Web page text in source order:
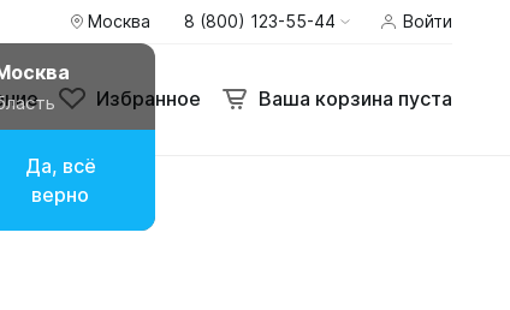
Избранное
Москва
Да, всё
верно
8 (800) 123-55-44 Войти
Избранное Ваша корзина пуста